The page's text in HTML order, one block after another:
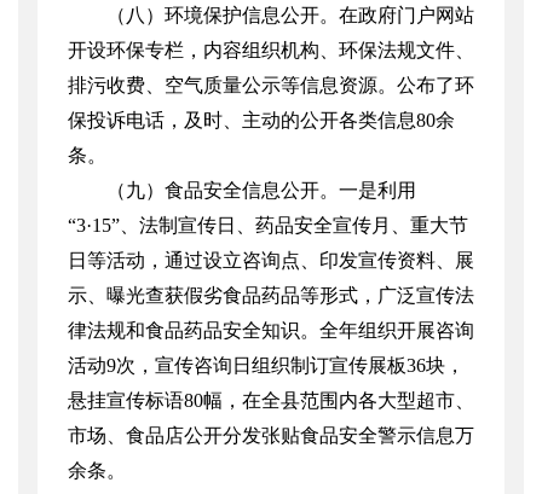
（八）环境保护信息公开。在政府门户网站
开设环保专栏，内容组织机构、环保法规文件、
排污收费、空气质量公示等信息资源。公布了环
保投诉电话，及时、主动的公开各类信息80余
条。
（九）食品安全信息公开。一是利用
“3·15”、法制宣传日、药品安全宣传月、重大节
日等活动，通过设立咨询点、印发宣传资料、展
示、曝光查获假劣食品药品等形式，广泛宣传法
律法规和食品药品安全知识。全年组织开展咨询
活动9次，宣传咨询日组织制订宣传展板36块，
悬挂宣传标语80幅，在全县范围内各大型超市、
市场、食品店公开分发张贴食品安全警示信息万
余条。